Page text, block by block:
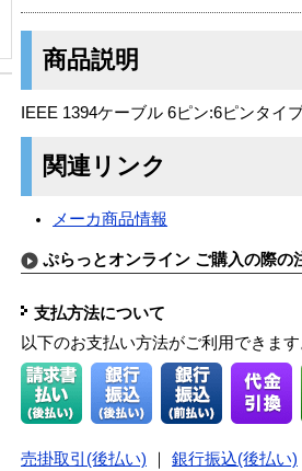
商品説明
IEEE 1394ケーブル 6ピン:6ピンタイ
関連リンク
メーカ商品情報
ぷらっとオンライン ご購入の際の
支払方法について
以下のお支払い方法がご利用できます
売掛取引(後払い) 銀行振込(後払い)